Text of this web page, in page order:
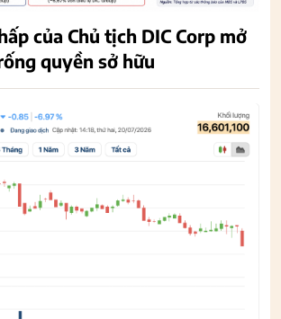
của Chủ tịch DIC Corp mở
quyền sở hữu